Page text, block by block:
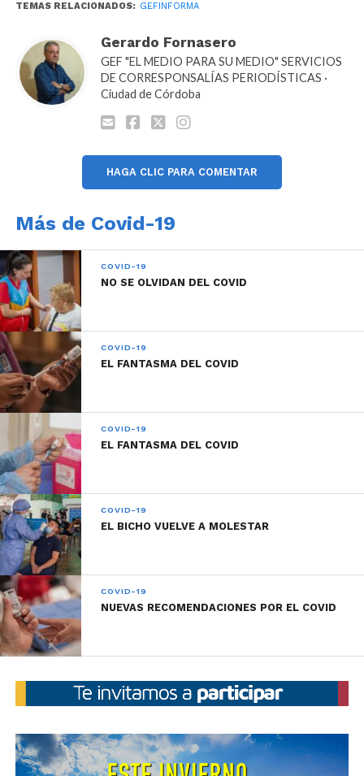
epidemiológica de Córdoba ante intendentes y jefes
de seguir coordinando acciones y hacer cumplir las
disposiciones del COE a lo largo del territorio.
El dato surgido de la presentación es la creación de
estos corredores que tendrán sus sedes en Inriville;
Villa Caeiro; Vicuña Maquena; Río Segundo; Marull;
Oncativo; Villa María-Bell Ville; Marcos Juárez y Alta
Gracia. En todos los casos involucran a las ciudades y
pueblos aledaños.
Calvo hizo hincapié en las acciones que la Provincia
está llevando a cabo, tales como la ampliación del
fondo para enfrentar la pandemia anunciada por el
gobernador Juan Schiaretti, que eleva de 3.500 a 5 mil
millones de pesos los montos disponibles a tal fin y
la adquisición de 72 nuevos respiradores para casi
triplicar la cantidad de camas con este tipo de
insumos que la Provincia contaba antes del
coronavirus.
TEMAS RELACIONADOS: GEFINFORMA
Gerardo Fornasero
GEF "EL MEDIO PARA SU MEDIO" SERVICIOS
DE CORRESPONSALÍAS PERIODÍSTICAS ·
Ciudad de Córdoba
HAGA CLIC PARA COMENTAR
Más de Covid-19
COVID-19
NO SE OLVIDAN DEL COVID
COVID-19
EL FANTASMA DEL COVID
COVID-19
EL FANTASMA DEL COVID
COVID-19
EL BICHO VUELVE A MOLESTAR
COVID-19
NUEVAS RECOMENDACIONES POR EL COVID